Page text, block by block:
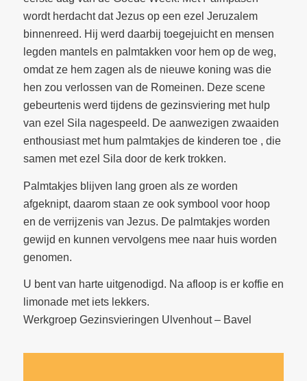
wordt herdacht dat Jezus op een ezel Jeruzalem
binnenreed. Hij werd daarbij toegejuicht en mensen
legden mantels en palmtakken voor hem op de weg,
omdat ze hem zagen als de nieuwe koning was die
hen zou verlossen van de Romeinen. Deze scene
gebeurtenis werd tijdens de gezinsviering met hulp
van ezel Sila nagespeeld. De aanwezigen zwaaiden
enthousiast met hum palmtakjes de kinderen toe , die
samen met ezel Sila door de kerk trokken.
Palmtakjes blijven lang groen als ze worden
afgeknipt, daarom staan ze ook symbool voor hoop
en de verrijzenis van Jezus. De palmtakjes worden
gewijd en kunnen vervolgens mee naar huis worden
genomen.
U bent van harte uitgenodigd. Na afloop is er koffie en
limonade met iets lekkers.
Werkgroep Gezinsvieringen Ulvenhout – Bavel